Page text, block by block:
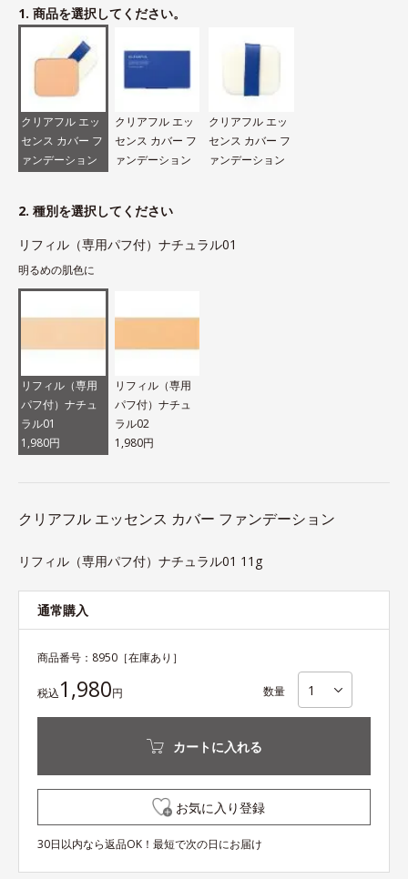
1. 商品を選択してください。
クリアフル エッ
センス カバー フ
ァンデーション
クリアフル エッ
センス カバー フ
ァンデーション
クリアフル エッ
センス カバー フ
ァンデーション
2. 種別を選択してください
リフィル（専用パフ付）ナチュラル01
明るめの肌色に
リフィル（専用
パフ付）ナチュ
ラル01
1,980円
リフィル（専用
パフ付）ナチュ
ラル02
1,980円
クリアフル エッセンス カバー ファンデーション
リフィル（専用パフ付）ナチュラル01 11g
通常購入
商品番号： 8950 ［在庫あり］
税込1,980円 数量
カートに入れる
お気に入り登録
30日以内なら返品OK！最短で次の日にお届け